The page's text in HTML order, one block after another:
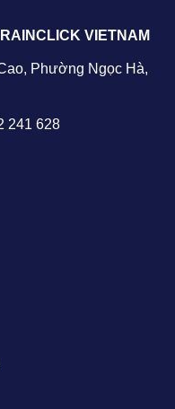
VIETNAM
Phường Ngọc Hà,
241 628